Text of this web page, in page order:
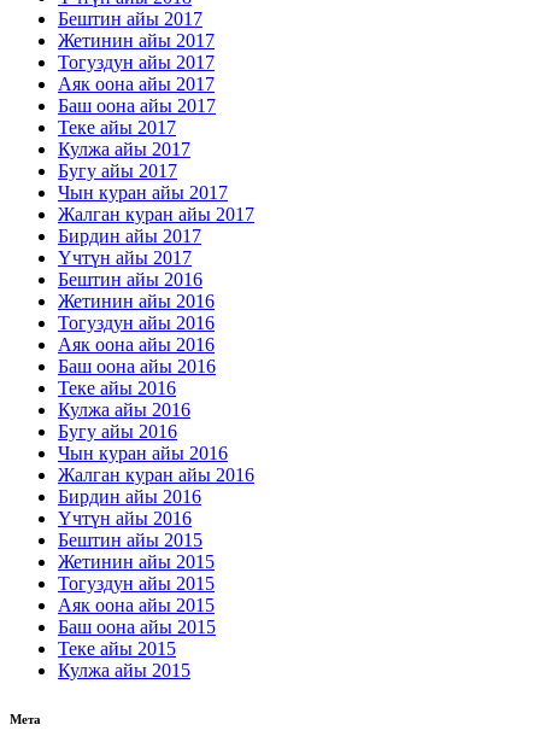
Бештин айы 2017
Жетинин айы 2017
Тогуздун айы 2017
Аяк оона айы 2017
Баш оона айы 2017
Теке айы 2017
Кулжа айы 2017
Бугу айы 2017
Чын куран айы 2017
Жалган куран айы 2017
Бирдин айы 2017
Үчтүн айы 2017
Бештин айы 2016
Жетинин айы 2016
Тогуздун айы 2016
Аяк оона айы 2016
Баш оона айы 2016
Теке айы 2016
Кулжа айы 2016
Бугу айы 2016
Чын куран айы 2016
Жалган куран айы 2016
Бирдин айы 2016
Үчтүн айы 2016
Бештин айы 2015
Жетинин айы 2015
Тогуздун айы 2015
Аяк оона айы 2015
Баш оона айы 2015
Теке айы 2015
Кулжа айы 2015
Мета